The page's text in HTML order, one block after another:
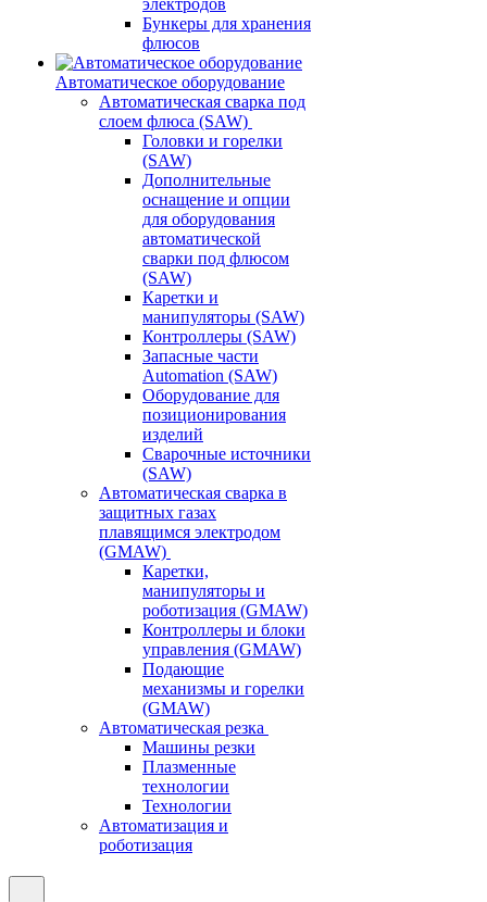
электродов
Бункеры для хранения
флюсов
Автоматическое оборудование
Автоматическая сварка под
слоем флюса (SAW)
Головки и горелки
(SAW)
Дополнительные
оснащение и опции
для оборудования
автоматической
сварки под флюсом
(SAW)
Каретки и
манипуляторы (SAW)
Контроллеры (SAW)
Запасные части
Automation (SAW)
Оборудование для
позиционирования
изделий
Сварочные источники
(SAW)
Автоматическая сварка в
защитных газах
плавящимся электродом
(GMAW)
Каретки,
манипуляторы и
роботизация (GMAW)
Контроллеры и блоки
управления (GMAW)
Подающие
механизмы и горелки
(GMAW)
Автоматическая резка
Машины резки
Плазменные
технологии
Технологии
Автоматизация и
роботизация